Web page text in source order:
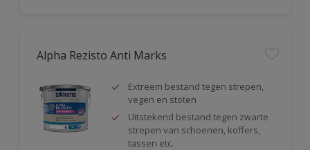
Alpha Rezisto Anti Marks
Extreem bestand tegen strepen,
vegen en stoten
Uitstekend bestand tegen zwarte
strepen van schoenen, koffers,
tassen etc.